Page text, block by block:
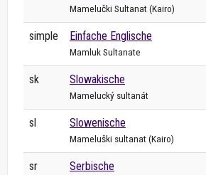
Mamelučki Sultanat (Kairo)
simple Einfache Englische
Mamluk Sultanate
sk Slowakische
Mamelucký sultanát
sl Slowenische
Mameluški sultanat (Kairo)
sr Serbische